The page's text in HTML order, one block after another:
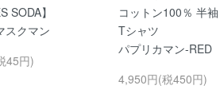
SODA】
スクマン
45円)
コットン100％ 半袖
Tシャツ
パプリカマン-RED
4,950円(税450円)